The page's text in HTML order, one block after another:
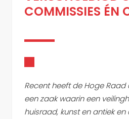
COMMISSIES ÉN
Recent heeft de Hoge Raad
een zaak waarin een
huisraad, kunst en antiek en